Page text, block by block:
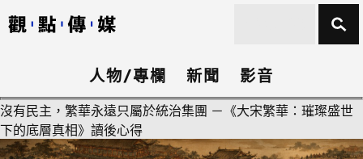
人物/專欄 新聞 影音
沒有民主，繁華永遠只屬於統治集團 －《大宋繁華：璀璨盛世
下的底層真相》讀後心得